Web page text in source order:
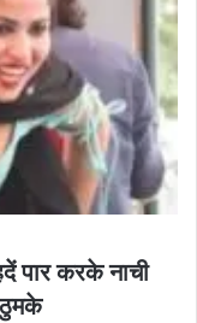
पार करके नाची
ठुमके